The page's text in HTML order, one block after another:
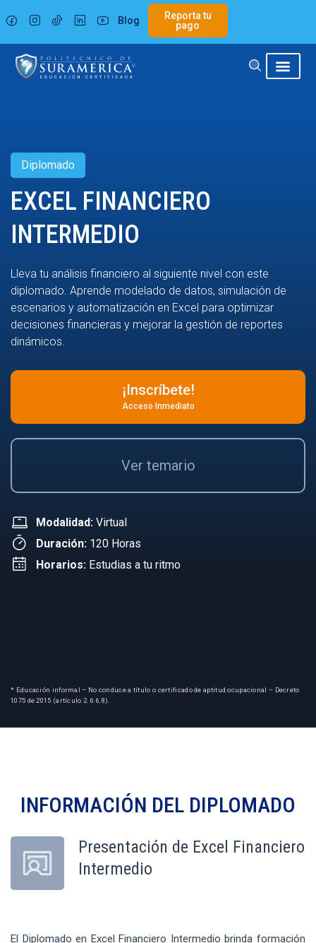
al
contenido
Blog
Reporta tu
pago
Diplomado
EXCEL FINANCIERO
INTERMEDIO
Lleva tu análisis financiero al siguiente nivel con este
diplomado. Aprende modelado de datos, simulación de
escenarios y automatización en Excel para optimizar
decisiones financieras y mejorar la gestión de reportes
dinámicos.
¡Inscríbete!
Acceso Inmediato
Ver temario
Modalidad: Virtual
Duración: 120 Horas
Horarios: Estudias a tu ritmo
* Educación informal – No conduce a título o certificado de aptitud ocupacional – Decreto
1075 de 2015 (artículo 2.6.6.8).
INFORMACIÓN DEL DIPLOMADO
Presentación de Excel Financiero
Intermedio
El Diplomado en Excel Financiero Intermedio brinda formación